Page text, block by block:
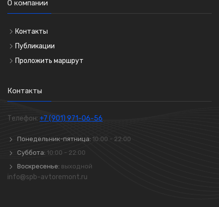
О компании
Контакты
Публикации
Проложить маршрут
Контакты
Телефон: +7 (901) 971-06-56
Понедельник-пятница: 10:00 - 22:00
Суббота: 10:00 - 22:00
Воскресенье: выходной
info@spb-avtoremont.ru